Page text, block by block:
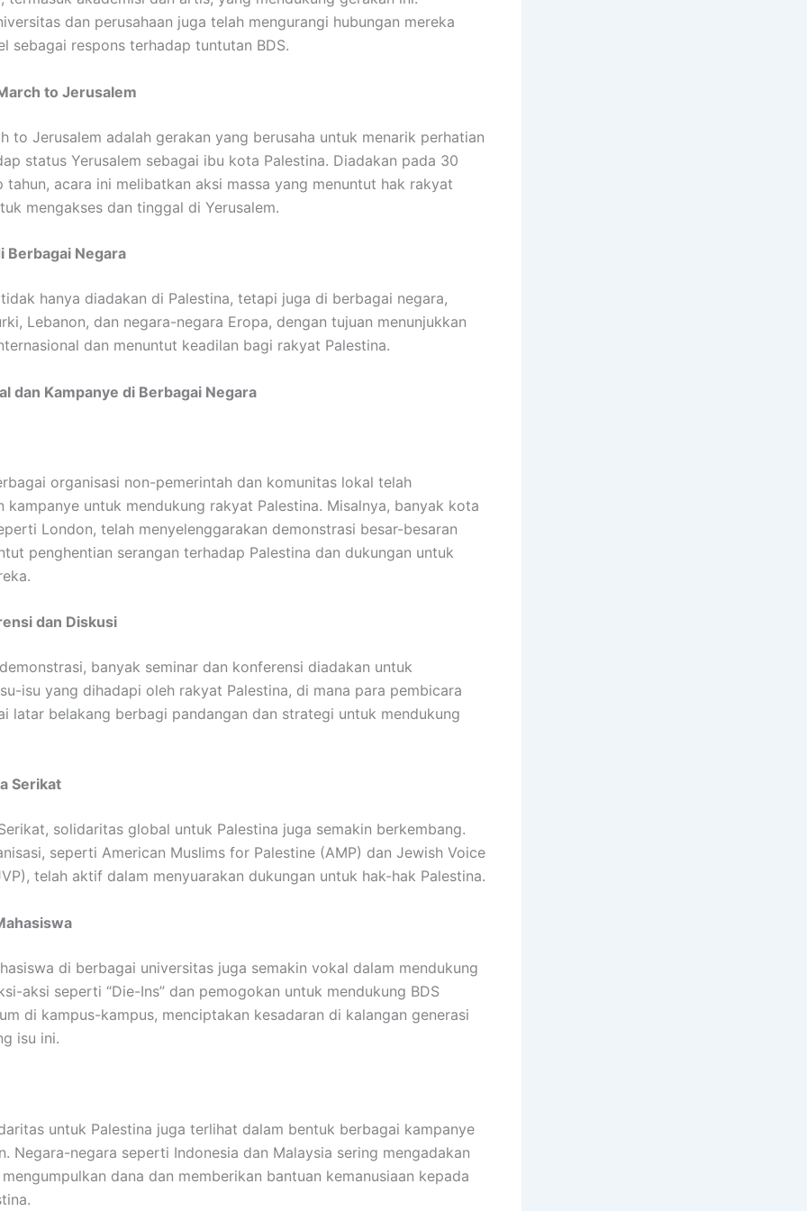
dan perusahaan juga telah mengurangi hubungan mereka
sebagai respons terhadap tuntutan BDS.
to Jerusalem
to Jerusalem adalah gerakan yang berusaha untuk menarik perhatian
status Yerusalem sebagai ibu kota Palestina. Diadakan pada 30
tahun, acara ini melibatkan aksi massa yang menuntut hak rakyat
mengakses dan tinggal di Yerusalem.
Berbagai Negara
hanya diadakan di Palestina, tetapi juga di berbagai negara,
Lebanon, dan negara-negara Eropa, dengan tujuan menunjukkan
dan menuntut keadilan bagi rakyat Palestina.
dan Kampanye di Berbagai Negara
organisasi non-pemerintah dan komunitas lokal telah
kampanye untuk mendukung rakyat Palestina. Misalnya, banyak kota
London, telah menyelenggarakan demonstrasi besar-besaran
penghentian serangan terhadap Palestina dan dukungan untuk
dan Diskusi
banyak seminar dan konferensi diadakan untuk
isu yang dihadapi oleh rakyat Palestina, di mana para pembicara
latar belakang berbagi pandangan dan strategi untuk mendukung
Serikat
solidaritas global untuk Palestina juga semakin berkembang.
seperti American Muslims for Palestine (AMP) dan Jewish Voice
telah aktif dalam menyuarakan dukungan untuk hak-hak Palestina.
di berbagai universitas juga semakin vokal dalam mendukung
aksi seperti “Die-Ins” dan pemogokan untuk mendukung BDS
di kampus-kampus, menciptakan kesadaran di kalangan generasi
isu ini.
untuk Palestina juga terlihat dalam bentuk berbagai kampanye
Negara-negara seperti Indonesia dan Malaysia sering mengadakan
dana dan memberikan bantuan kemanusiaan kepada